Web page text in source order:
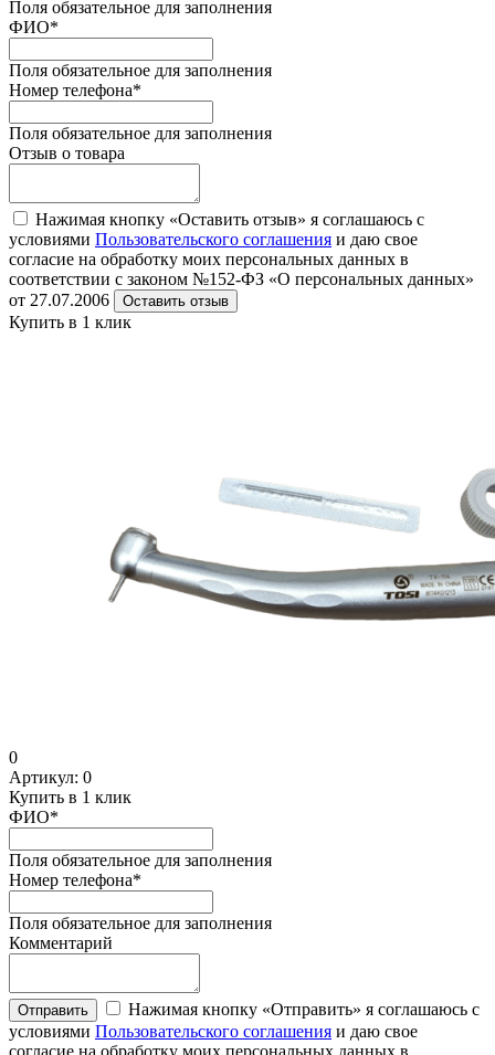
Поля обязательное для заполнения
ФИО*
Поля обязательное для заполнения
Номер телефона*
Поля обязательное для заполнения
Отзыв о товара
Нажимая кнопку «Оставить отзыв» я соглашаюсь с
условиями Пользовательского соглашения и даю свое
согласие на обработку моих персональных данных в
соответствии с законом №152-ФЗ «О персональных данных»
от 27.07.2006
Оставить отзыв
Купить в 1 клик
0
Артикул: 0
Купить в 1 клик
ФИО*
Поля обязательное для заполнения
Номер телефона*
Поля обязательное для заполнения
Комментарий
Отправить
Нажимая кнопку «Отправить» я соглашаюсь с
условиями Пользовательского соглашения и даю свое
согласие на обработку моих персональных данных в